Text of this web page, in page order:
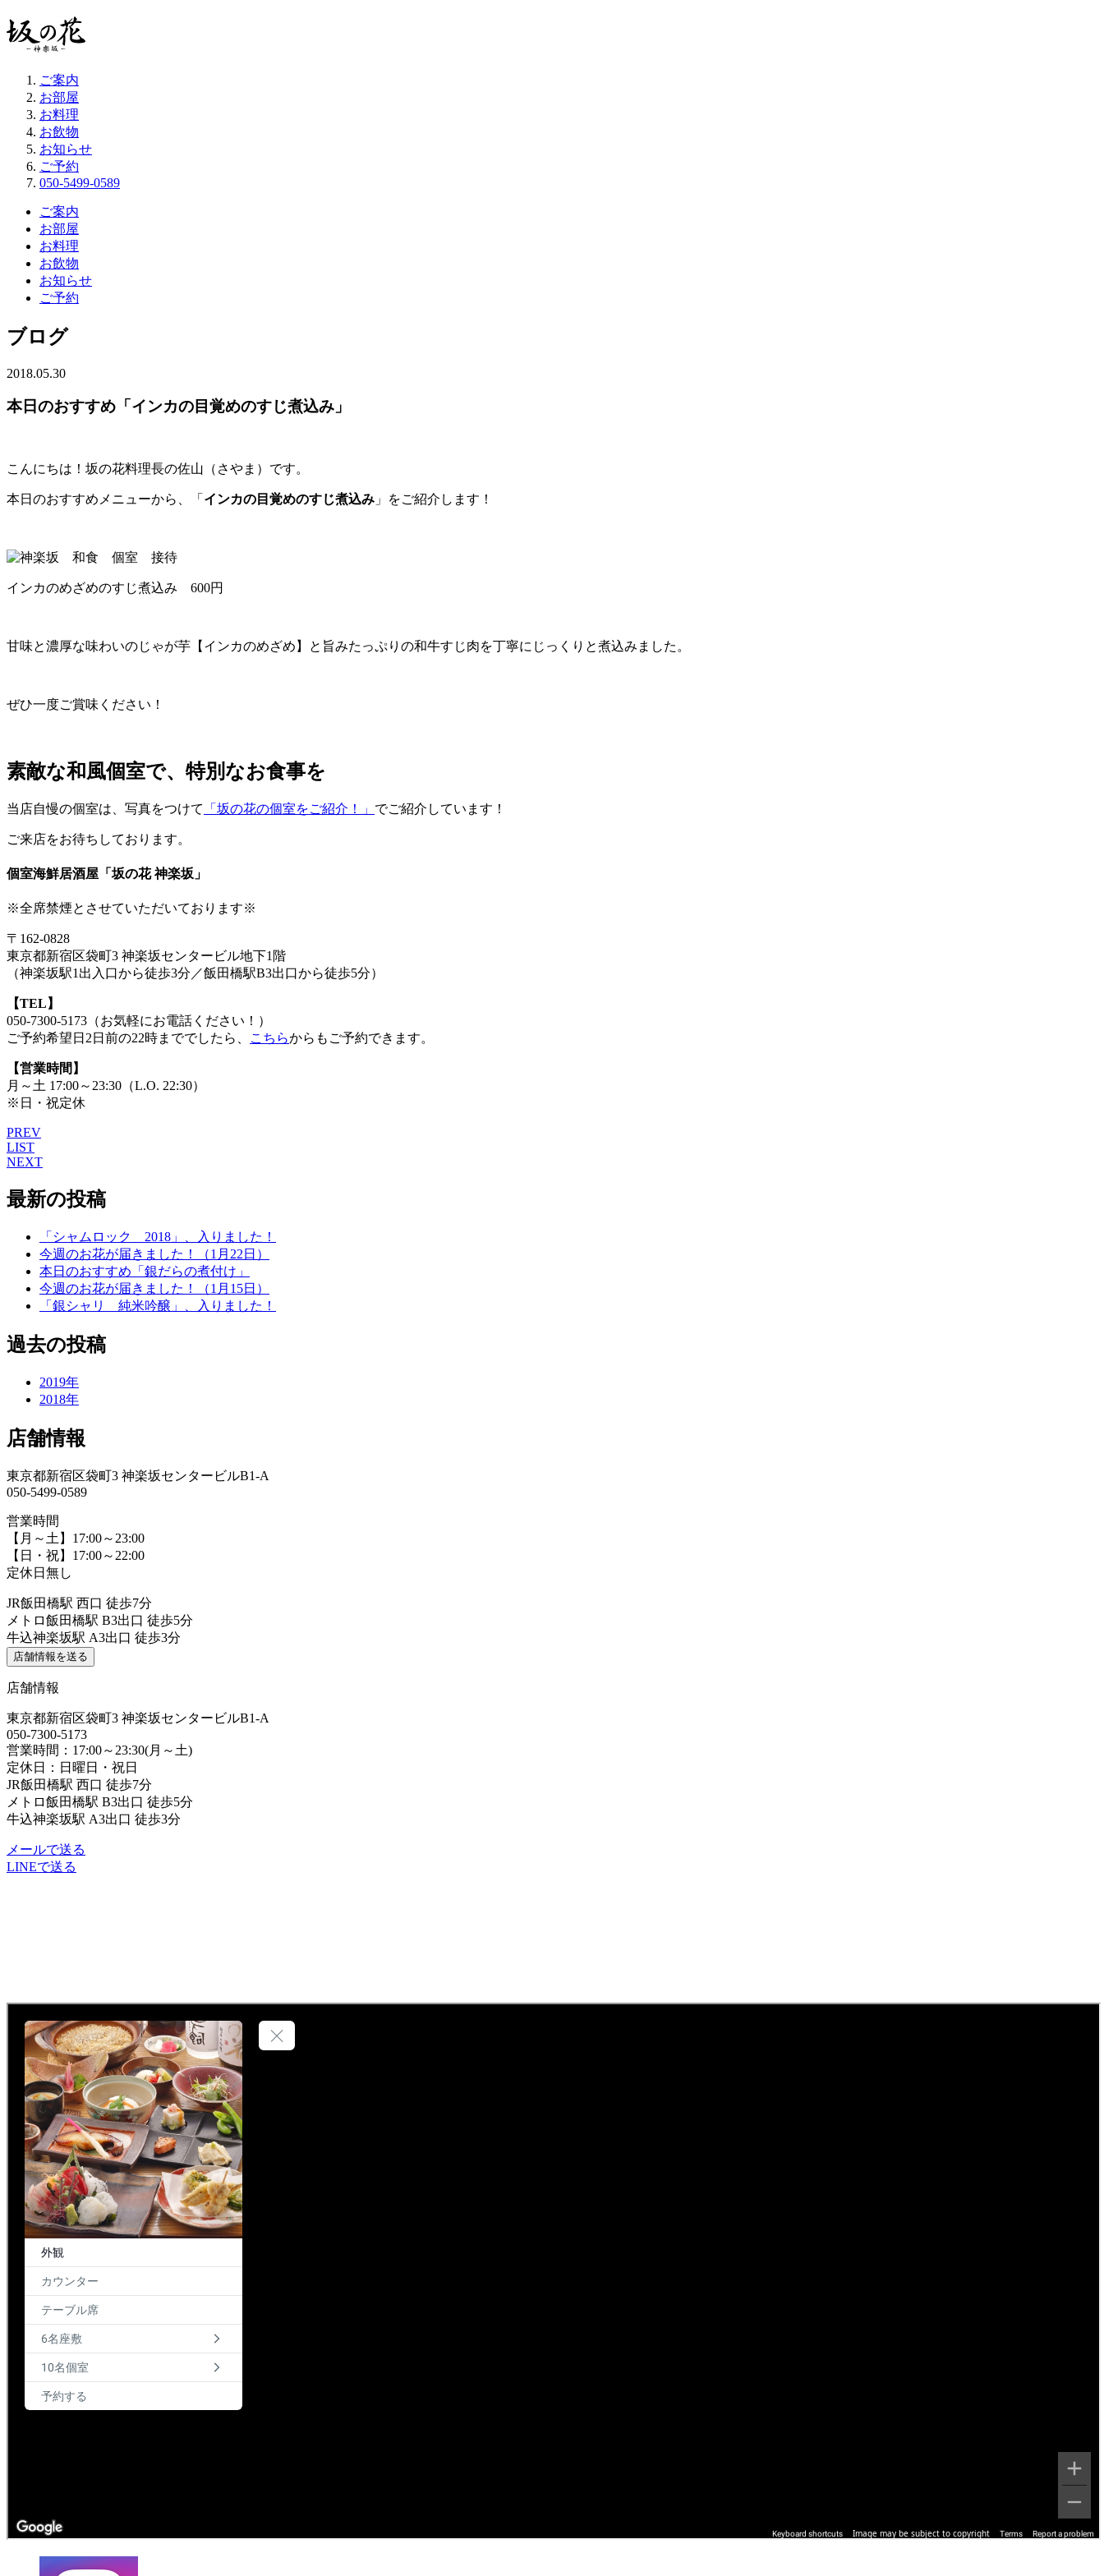
ご案内
お部屋
お料理
お飲物
お知らせ
ご予約
050-5499-0589
ご案内
お部屋
お料理
お飲物
お知らせ
ご予約
ブログ
2018.05.30
本日のおすすめ「インカの目覚めのすじ煮込み」
こんにちは！坂の花料理長の佐山（さやま）です。
本日のおすすめメニューから、「 インカの目覚めのすじ煮込み 」をご紹介します！
インカのめざめのすじ煮込み 600円
甘味と濃厚な味わいのじゃが芋【インカのめざめ】と旨みたっぷりの和牛すじ肉を丁寧にじっくりと煮込みました。
ぜひ一度ご賞味ください！
素敵な和風個室で、特別なお食事を
当店自慢の個室は、写真をつけて 「坂の花の個室をご紹介！」 でご紹介しています！
ご来店をお待ちしております。
個室海鮮居酒屋「坂の花 神楽坂」
※全席禁煙とさせていただいております※
〒162-0828
東京都新宿区袋町3 神楽坂センタービル地下1階
（神楽坂駅1出入口から徒歩3分／飯田橋駅B3出口から徒歩5分）
【TEL】
050-7300-5173（お気軽にお電話ください！）
ご予約希望日2日前の22時まででしたら、
こちらからもご予約できます。
【営業時間】
月～土 17:00～23:30（L.O. 22:30）
※日・祝定休
PREV
LIST
NEXT
最新の投稿
「シャムロック 2018」、入りました！
今週のお花が届きました！（1月22日）
本日のおすすめ「銀だらの煮付け」
今週のお花が届きました！（1月15日）
「銀シャリ 純米吟醸」、入りました！
過去の投稿
2019年
2018年
店舗情報
東京都新宿区袋町3 神楽坂センタービルB1-A
050-5499-0589
営業時間
【月～土】17:00～23:00
【日・祝】17:00～22:00
定休日無し
JR飯田橋駅 西口 徒歩7分
メトロ飯田橋駅 B3出口 徒歩5分
牛込神楽坂駅 A3出口 徒歩3分
店舗情報を送る
店舗情報
東京都新宿区袋町3 神楽坂センタービルB1-A
050-7300-5173
営業時間：17:00～23:30(月～土)
定休日：日曜日・祝日
JR飯田橋駅 西口 徒歩7分
メトロ飯田橋駅 B3出口 徒歩5分
牛込神楽坂駅 A3出口 徒歩3分
メールで送る
LINEで送る